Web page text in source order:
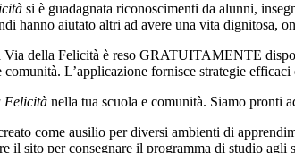
si è guadagnata riconoscimenti da alunni,
hanno aiutato altri ad avere una vita dignitosa,
della Felicità è reso GRATUITAMENTE
L’applicazione fornisce strategie
Felicità nella tua scuola e comunità. Siamo pronti